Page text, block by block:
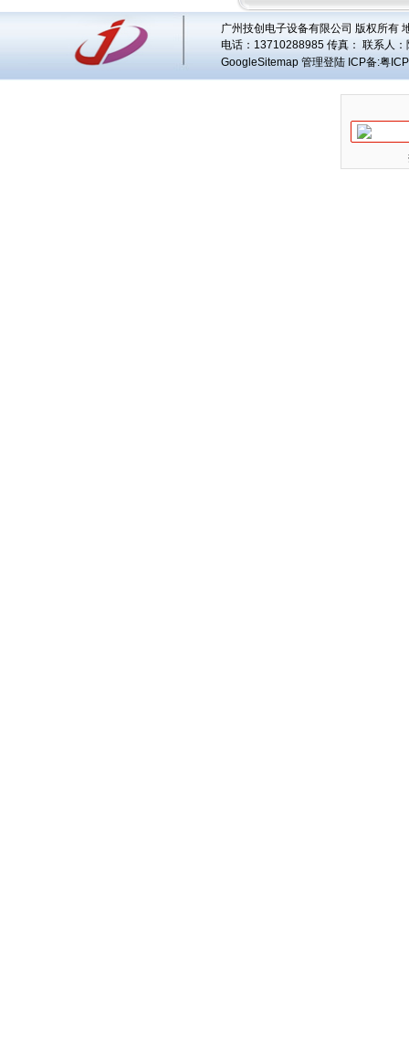
广州技创电子设备有限公司 版权所有
电话：13710288985 传真： 联系人：
GoogleSitemap 管理登陆 ICP备:粤